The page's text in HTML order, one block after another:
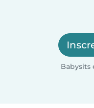
Babysits